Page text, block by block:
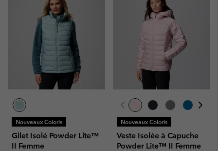
Nouveaux Coloris
Gilet Isolé Powder Lite™
II Femme
Nouveaux Coloris
Veste Isolée à Capuche
Powder Lite™ II Femme